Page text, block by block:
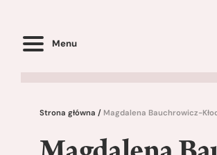
Menu
Strona główna / Magdalena Bauchrowicz-